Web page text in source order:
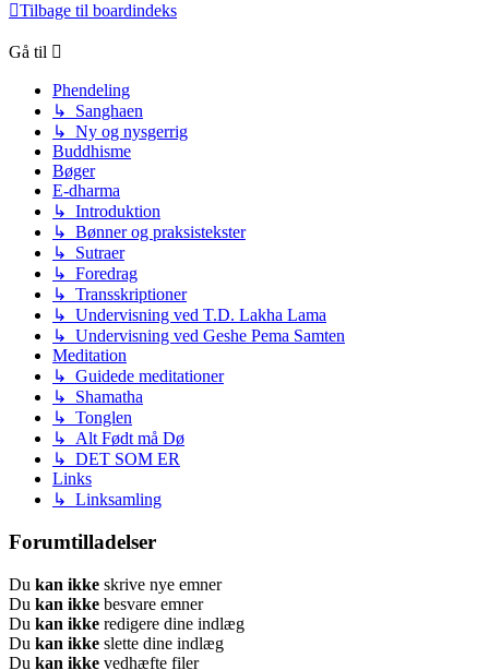
Tilbage til boardindeks
Gå til
Phendeling
↳ Sanghaen
↳ Ny og nysgerrig
Buddhisme
Bøger
E-dharma
↳ Introduktion
↳ Bønner og praksistekster
↳ Sutraer
↳ Foredrag
↳ Transskriptioner
↳ Undervisning ved T.D. Lakha Lama
↳ Undervisning ved Geshe Pema Samten
Meditation
↳ Guidede meditationer
↳ Shamatha
↳ Tonglen
↳ Alt Født må Dø
↳ DET SOM ER
Links
↳ Linksamling
Forumtilladelser
Du kan ikke skrive nye emner
Du kan ikke besvare emner
Du kan ikke redigere dine indlæg
Du kan ikke slette dine indlæg
Du kan ikke vedhæfte filer